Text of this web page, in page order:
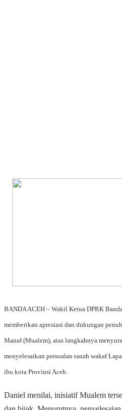
BANDA ACEH – Wakil Ketua DPRK
memberikan apresiasi dan dukungan
Manaf (Mualem), atas langkahnya
menyelesaikan persoalan tanah wakaf
ibu kota Provinsi Aceh.
Daniel menilai, inisiatif Mualem